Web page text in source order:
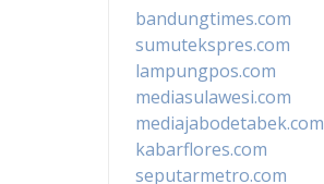
bandungtimes.com
sumutekspres.com
lampungpos.com
mediasulawesi.com
mediajabodetabek.com
kabarflores.com
seputarmetro.com